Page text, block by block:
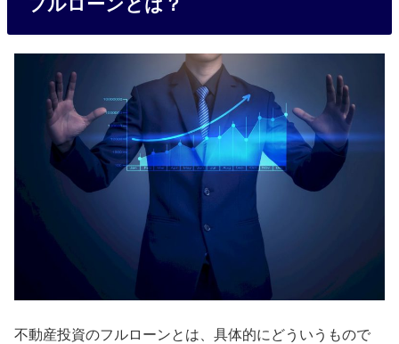
不動産投資のフルローンとは、具体的にどういうもので